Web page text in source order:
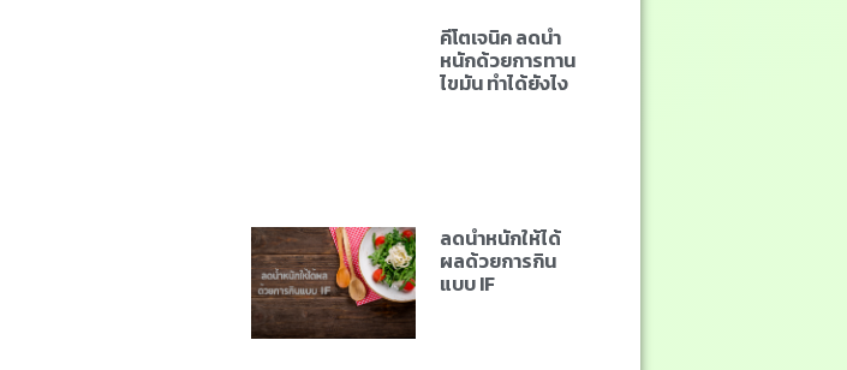
คีโตเจนิค ลดน้ำ
หนักด้วยการทาน
ไขมัน ทำได้ยังไง
ลดน้ำหนักให้ได้
ผลด้วยการกิน
แบบ IF